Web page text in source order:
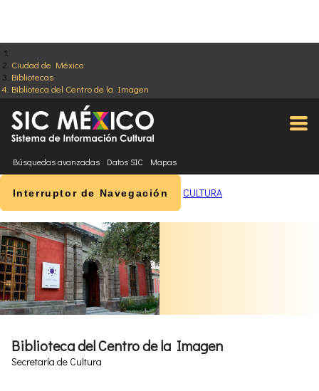
Ciudad de México
Bibliotecas
Biblioteca del Centro de la Imagen
Búsquedas avanzadas Datos SIC Mapas
Interruptor de Navegación CULTURA
Biblioteca del Centro de la Imagen
Secretaría de Cultura